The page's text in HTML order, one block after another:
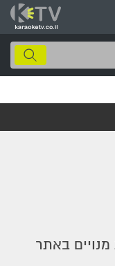
חיפוש
שיר
באתר